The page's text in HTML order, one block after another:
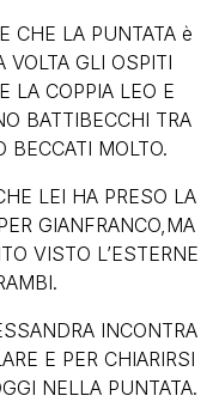
CHE LA PUNTATA è
VOLTA GLI OSPITI
LA COPPIA LEO E
BATTIBECCHI TRA
BECCATI MOLTO.
LEI HA PRESO LA
GIANFRANCO,MA
VISTO L’ESTERNE
INCONTRA
E PER CHIARIRSI
NELLA PUNTATA.